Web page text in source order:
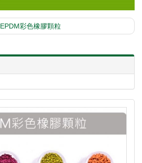
EPDM彩色橡膠顆粒